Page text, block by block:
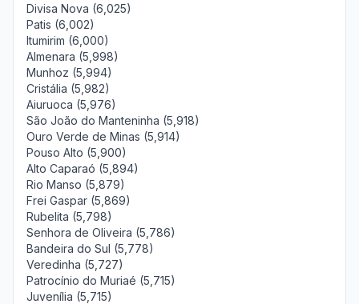
Divisa Nova (6,025)
Patis (6,002)
Itumirim (6,000)
Almenara (5,998)
Munhoz (5,994)
Cristália (5,982)
Aiuruoca (5,976)
São João do Manteninha (5,918)
Ouro Verde de Minas (5,914)
Pouso Alto (5,900)
Alto Caparaó (5,894)
Rio Manso (5,879)
Frei Gaspar (5,869)
Rubelita (5,798)
Senhora de Oliveira (5,786)
Bandeira do Sul (5,778)
Veredinha (5,727)
Patrocínio do Muriaé (5,715)
Juvenília (5,715)